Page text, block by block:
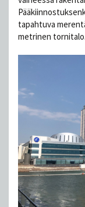
tapahtuva
metrinen tornitalo.